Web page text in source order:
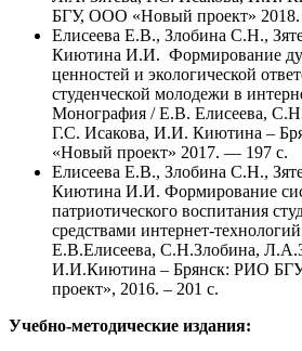
БГУ, ООО «Новый проект»
Елисеева Е.В., Злобина С.Н.,
Киютина И.И. Формирование
ценностей и экологической
студенческой молодежи в
Монография / Е.В. Елисеева,
Г.С. Исакова, И.И. Киютина –
«Новый проект» 2017. — 197 с.
Елисеева Е.В., Злобина С.Н.,
Киютина И.И. Формирование
патриотического воспитания
средствами интернет-
Е.В.Елисеева, С.Н.Злобина,
И.И.Киютина – Брянск: РИО
проект», 2016. – 201 с.
Учебно-методические издания: